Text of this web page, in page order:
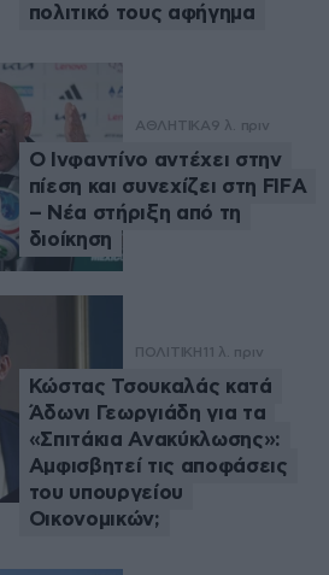
πολιτικό τους αφήγημα
ΑΘΛΗΤΙΚΑ9 λ. πριν
Ο Ινφαντίνο αντέχει στην
πίεση και συνεχίζει στη FIFA
– Νέα στήριξη από τη
διοίκηση
ΠΟΛΙΤΙΚΗ 11 λ. πριν
Κώστας Τσουκαλάς κατά
Άδωνι Γεωργιάδη για τα
«Σπιτάκια Ανακύκλωσης»:
Αμφισβητεί τις αποφάσεις
του υπουργείου
Οικονομικών;